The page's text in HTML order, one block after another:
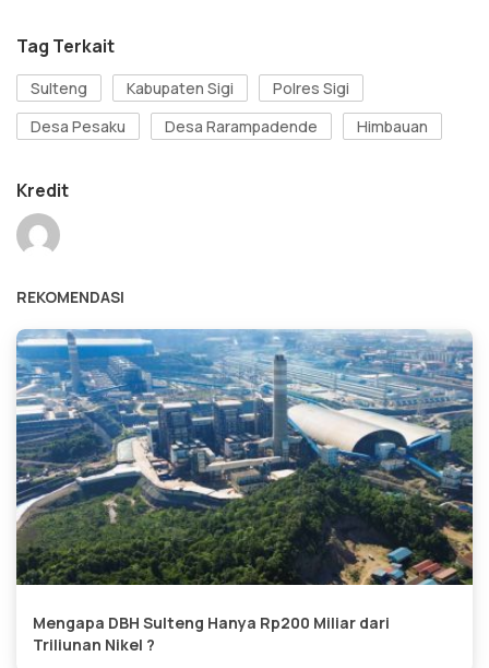
Tag Terkait
Sulteng Kabupaten Sigi
Polres Sigi
Desa Pesaku
Desa Rarampadende Himbauan
Kredit
REKOMENDASI
Mengapa DBH Sulteng Hanya Rp200 Miliar dari
Triliunan Nikel ?